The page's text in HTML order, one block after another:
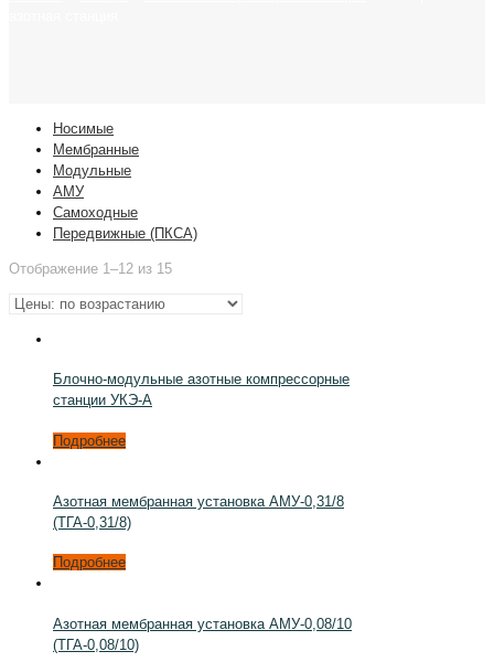
Носимые
Мембранные
Модульные
АМУ
Самоходные
Передвижные (ПКСА)
Отображение 1–12 из 15
Блочно-модульные азотные компрессорные
станции УКЭ-А
Подробнее
Азотная мембранная установка АМУ-0,31/8
(ТГА-0,31/8)
Подробнее
Азотная мембранная установка АМУ-0,08/10
(ТГА-0,08/10)